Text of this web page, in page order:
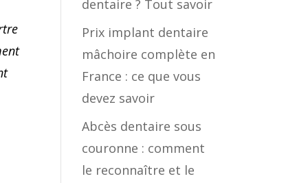
dentaire ? Tout savoir
Prix implant dentaire
mâchoire complète en
France : ce que vous
devez savoir
Abcès dentaire sous
couronne : comment
le reconnaître et le